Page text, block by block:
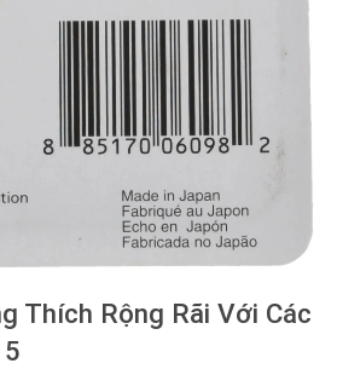
Thích Rộng Rãi Với Các